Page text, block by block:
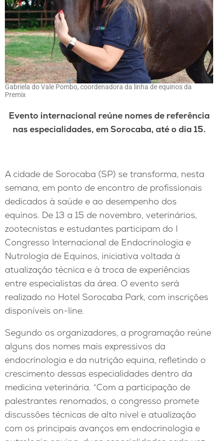
Gabriela do Vale Pombo, coordenadora da linha de equinos da
Premix
Evento internacional reúne nomes de referência
nas especialidades, em Sorocaba, até o dia 15.
A cidade de Sorocaba (SP) se transforma, nesta
semana, em ponto de encontro de profissionais
dedicados à saúde e ao desempenho dos
equinos. De 13 a 15 de novembro, veterinários,
zootecnistas e estudantes participam do I
Congresso Internacional de Endocrinologia e
Nutrologia de Equinos, iniciativa voltada à
atualização técnica e à troca de experiências
entre especialistas da área. O evento será
realizado no Hotel Sorocaba Park, com inscrições
disponíveis on-line.
Segundo os organizadores, a programação reúne
alguns dos nomes mais expressivos da
endocrinologia e da nutrição equina, refletindo o
crescimento dessas especialidades dentro da
medicina veterinária. “Com a participação de
palestrantes renomados, o congresso promete
discussões técnicas de alto nível e atualização
com os principais avanços em endocrinologia e